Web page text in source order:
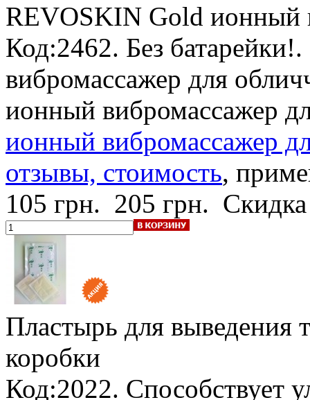
REVOSKIN Gold ионный
Код:2462. Без батарейки!.
вибромассажер для
ионный вибромассажер
ионный вибромассажер
отзывы, стоимость,
105 грн. 205 грн.
Пластырь для выведения
коробки
Код:2022. Способствует